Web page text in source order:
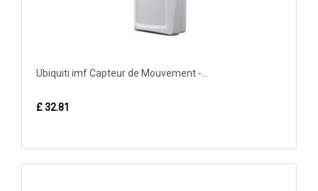
Ubiquiti imf Capteur de Mouvement -...
£ 32.81